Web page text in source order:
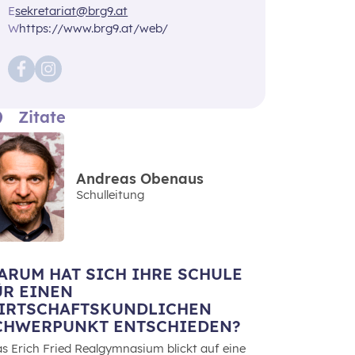
Esekretariat@brg9.at
Whttps://www.brg9.at/web/
Zitate
Andreas Obenaus
Schulleitung
HAT SICH IHRE SCHULE
EINEN
ENTSCHIEDEN?
Erich Fried Realgymnasium blickt auf eine